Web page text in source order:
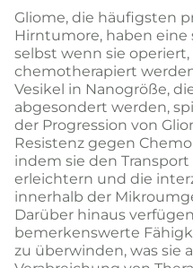
Gliome, die häufigsten
Hirntumore, haben eine
selbst wenn sie
chemotherapiert
Vesikel in Nanogröße,
abgesondert werden,
der Progression von
Resistenz gegen
indem sie den
erleichtern und die
innerhalb der
Darüber hinaus
bemerkenswerte
zu überwinden, was sie